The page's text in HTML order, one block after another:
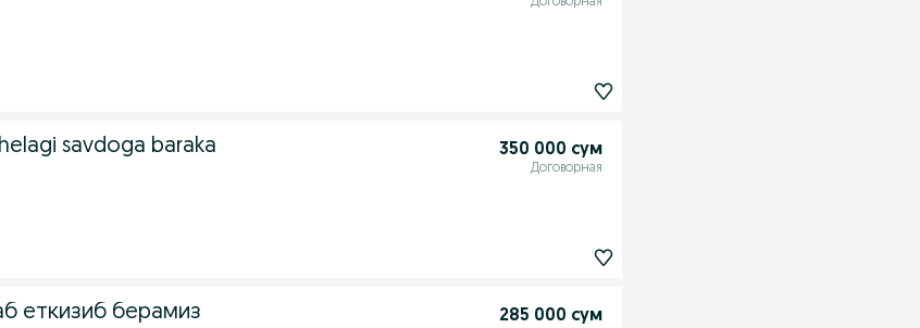
savdoga baraka 350 000 сум
Договорная
еткизиб берамиз 285 000 сум